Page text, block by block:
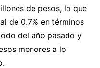
de pesos, lo que
de 0.7% en términos
del año pasado y
menores a lo